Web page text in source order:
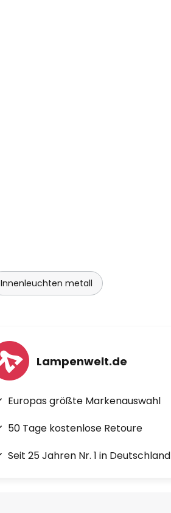
Innenleuchten metall
Lampenwelt.de
Europas größte Markenauswahl
50 Tage kostenlose Retoure
Seit 25 Jahren Nr. 1 in Deutschland